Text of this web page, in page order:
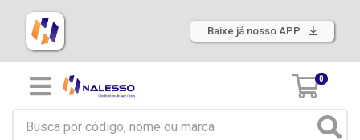
Baixe já nosso APP
0